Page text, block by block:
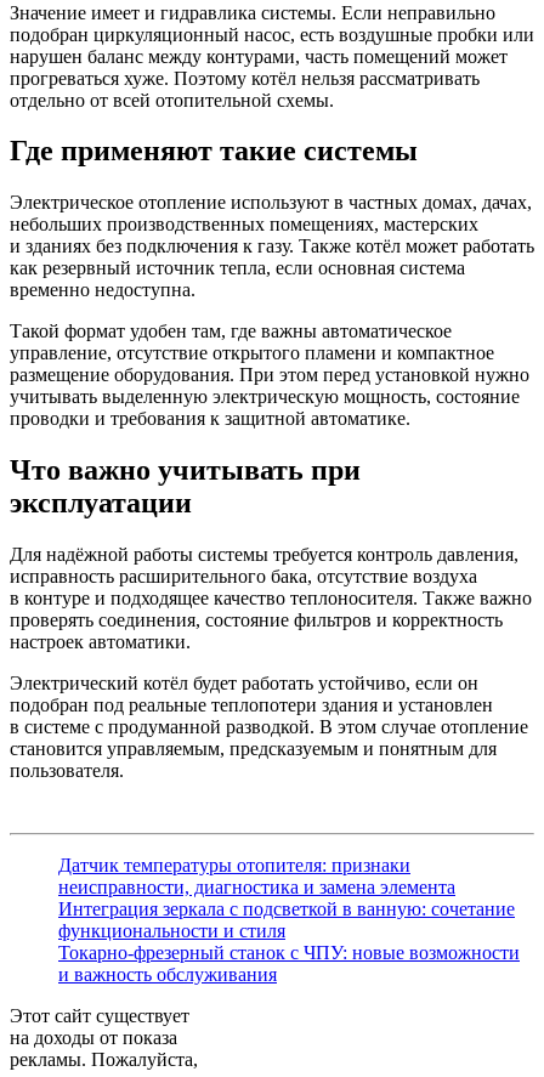
Значение имеет и гидравлика системы. Если неправильно
подобран циркуляционный насос, есть воздушные пробки или
нарушен баланс между контурами, часть помещений может
прогреваться хуже. Поэтому котёл нельзя рассматривать
отдельно от всей отопительной схемы.
Где применяют такие системы
Электрическое отопление используют в частных домах, дачах,
небольших производственных помещениях, мастерских
и зданиях без подключения к газу. Также котёл может работать
как резервный источник тепла, если основная система
временно недоступна.
Такой формат удобен там, где важны автоматическое
управление, отсутствие открытого пламени и компактное
размещение оборудования. При этом перед установкой нужно
учитывать выделенную электрическую мощность, состояние
проводки и требования к защитной автоматике.
Что важно учитывать при
эксплуатации
Для надёжной работы системы требуется контроль давления,
исправность расширительного бака, отсутствие воздуха
в контуре и подходящее качество теплоносителя. Также важно
проверять соединения, состояние фильтров и корректность
настроек автоматики.
Электрический котёл будет работать устойчиво, если он
подобран под реальные теплопотери здания и установлен
в системе с продуманной разводкой. В этом случае отопление
становится управляемым, предсказуемым и понятным для
пользователя.
Датчик температуры отопителя: признаки
неисправности, диагностика и замена элемента
Интеграция зеркала с подсветкой в ванную: сочетание
функциональности и стиля
Токарно-фрезерный станок с ЧПУ: новые возможности
и важность обслуживания
Этот сайт существует
на доходы от показа
рекламы. Пожалуйста,